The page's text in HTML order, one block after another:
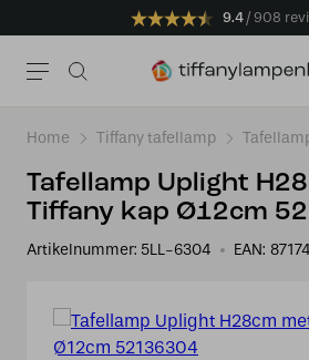
9.4 908
Home Tiffany tafellamp
Tafellamp Uplight
Tiffany kap Ø12cm
Artikelnummer: 5LL-6304 EAN: